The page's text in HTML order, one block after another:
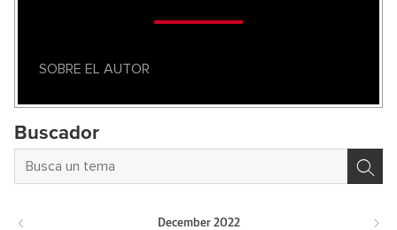
SOBRE EL AUTOR
Buscador
December 2022